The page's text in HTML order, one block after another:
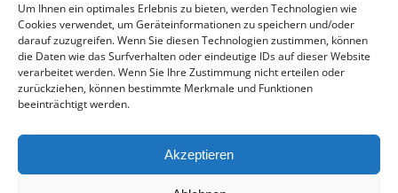
Um Ihnen ein optimales Erlebnis zu bieten, werden Technologien wie
Cookies verwendet, um Geräteinformationen zu speichern und/oder
darauf zuzugreifen. Wenn Sie diesen Technologien zustimmen, können
die Daten wie das Surfverhalten oder eindeutige IDs auf dieser Website
verarbeitet werden. Wenn Sie Ihre Zustimmung nicht erteilen oder
zurückziehen, können bestimmte Merkmale und Funktionen
beeinträchtigt werden.
Akzeptieren
© 2026 Birgit Wagner – Coaching | Beratung |
Supervision
Datenschutz
Allgemeine Geschäftsbedingungen für meine